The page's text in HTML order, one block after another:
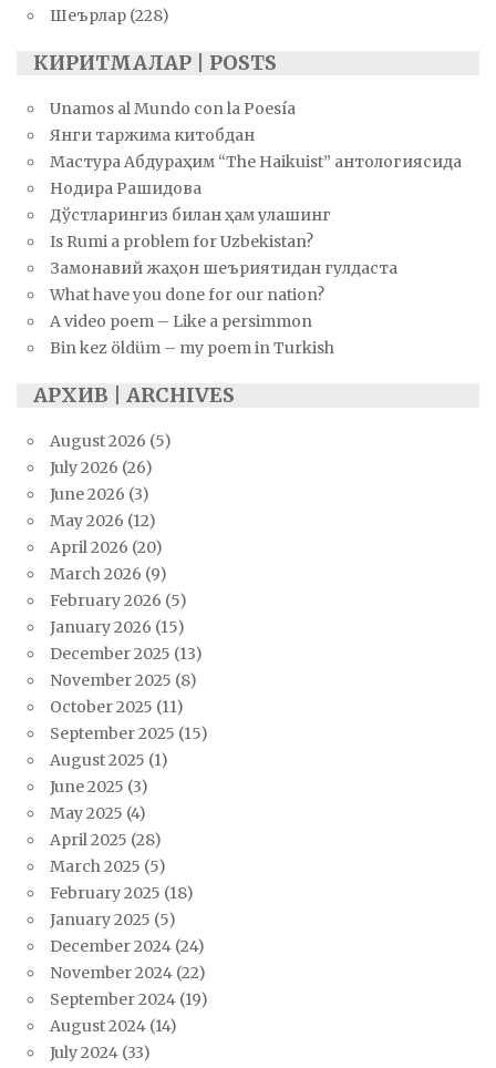
Шеърлар (228)
КИРИТМАЛАР | POSTS
Unamos al Mundo con la Poesía
Янги таржима китобдан
Мастура Абдураҳим “The Haikuist” антологиясида
Нодира Рашидова
Дўстларингиз билан ҳам улашинг
Is Rumi a problem for Uzbekistan?
Замонавий жаҳон шеъриятидан гулдаста
What have you done for our nation?
A video poem – Like a persimmon
Bin kez öldüm – my poem in Turkish
АРХИВ | ARCHIVES
August 2026 (5)
July 2026 (26)
June 2026 (3)
May 2026 (12)
April 2026 (20)
March 2026 (9)
February 2026 (5)
January 2026 (15)
December 2025 (13)
November 2025 (8)
October 2025 (11)
September 2025 (15)
August 2025 (1)
June 2025 (3)
May 2025 (4)
April 2025 (28)
March 2025 (5)
February 2025 (18)
January 2025 (5)
December 2024 (24)
November 2024 (22)
September 2024 (19)
August 2024 (14)
July 2024 (33)